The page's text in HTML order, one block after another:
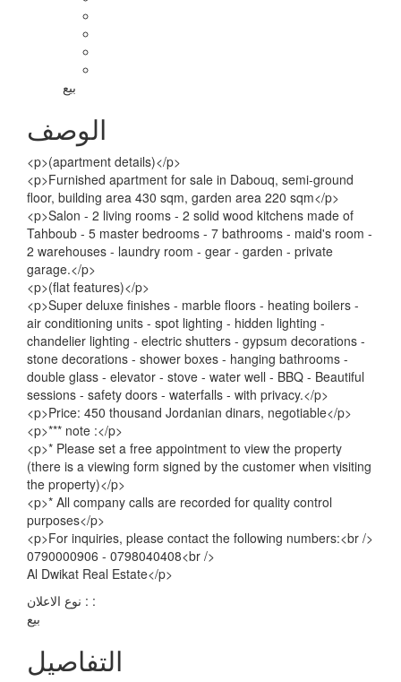
بيع
الوصف
<p>(apartment details)</p>
<p>Furnished apartment for sale in Dabouq, semi-ground
floor, building area 430 sqm, garden area 220 sqm</p>
<p>Salon - 2 living rooms - 2 solid wood kitchens made of
Tahboub - 5 master bedrooms - 7 bathrooms - maid's room -
2 warehouses - laundry room - gear - garden - private
garage.</p>
<p>(flat features)</p>
<p>Super deluxe finishes - marble floors - heating boilers -
air conditioning units - spot lighting - hidden lighting -
chandelier lighting - electric shutters - gypsum decorations -
stone decorations - shower boxes - hanging bathrooms -
double glass - elevator - stove - water well - BBQ - Beautiful
sessions - safety doors - waterfalls - with privacy.</p>
<p>Price: 450 thousand Jordanian dinars, negotiable</p>
<p>*** note :</p>
<p>* Please set a free appointment to view the property
(there is a viewing form signed by the customer when visiting
the property)</p>
<p>* All company calls are recorded for quality control
purposes</p>
<p>For inquiries, please contact the following numbers:<br />
0790000906 - 0798040408<br />
Al Dwikat Real Estate</p>
نوع الاعلان : :
بيع
التفاصيل